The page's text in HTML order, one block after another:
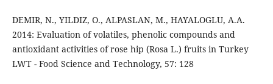
DEMIR, N., YILDIZ, O., ALPASLAN, M., HAYALOGLU, A.A.
2014: Evaluation of volatiles, phenolic compounds and
antioxidant activities of rose hip (Rosa L.) fruits in Turkey
LWT - Food Science and Technology, 57: 128